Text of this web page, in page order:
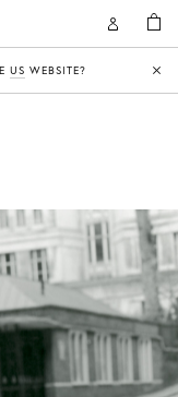
Open
Account
US WEBSITE?